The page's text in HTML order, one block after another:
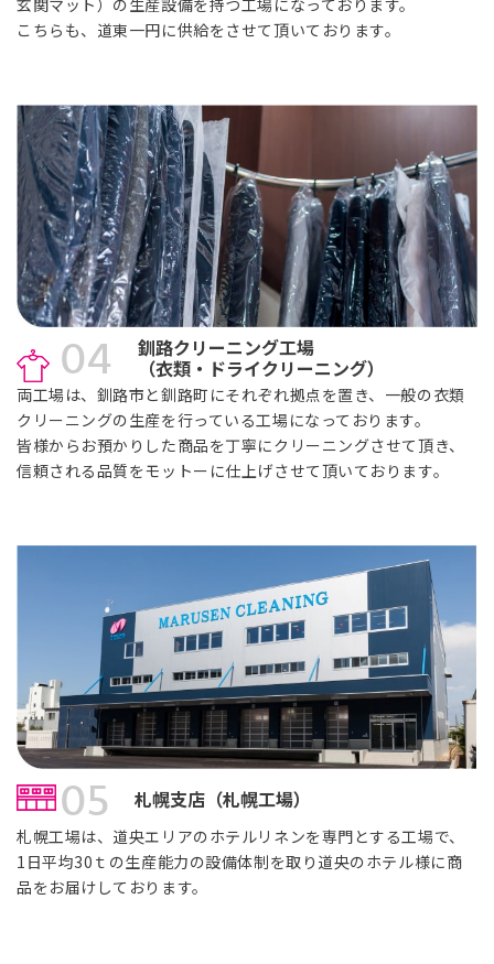
こちらも、道東一円に供給をさせて頂いております。
04 釧路クリーニング工場
（衣類・ドライクリーニング）
両工場は、釧路市と釧路町にそれぞれ拠点を置き、一般の衣類
クリーニングの生産を行っている工場になっております。
皆様からお預かりした商品を丁寧にクリーニングさせて頂き、
信頼される品質をモットーに仕上げさせて頂いております。
05 札幌支店（札幌工場）
札幌工場は、道央エリアのホテルリネンを専門とする工場で、
1日平均30ｔの生産能力の設備体制を取り道央のホテル様に商
品をお届けしております。